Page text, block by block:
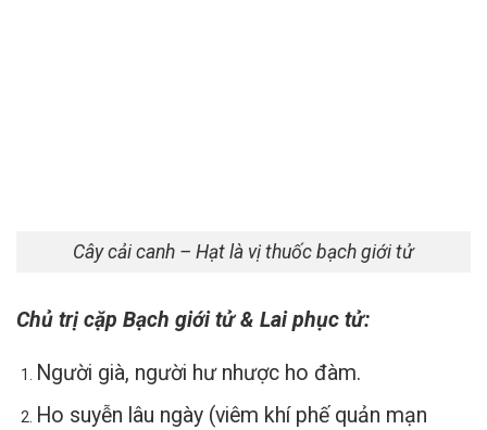
Cây cải canh – Hạt là vị thuốc bạch giới tử
Chủ trị cặp Bạch giới tử & Lai phục tử:
Người già, người hư nhược ho đàm.
Ho suyễn lâu ngày (viêm khí phế quản mạn